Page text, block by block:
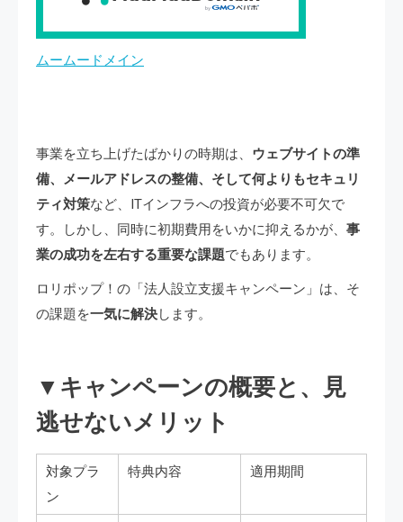
ムームードメイン
事業を立ち上げたばかりの時期は、 ウェブサイトの準
備、メールアドレスの整備、そして何よりもセキュリ
ティ対策など、ITインフラへの投資が必要不可欠で
す。しかし、同時に初期費用をいかに抑えるかが、 事
業の成功を左右する重要な課題でもあります。
ロリポップ！の「法人設立支援キャンペーン」は、そ
の課題を一気に解決します。
▼キャンペーンの概要と、見
逃せないメリット
対象プラ
ン
特典内容 適用期間